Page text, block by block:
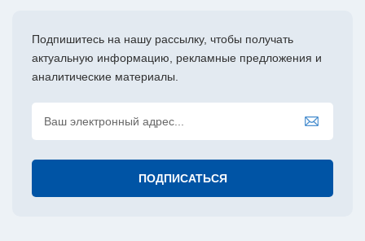
Подпишитесь на нашу рассылку, чтобы получать
актуальную информацию, рекламные предложения и
аналитические материалы.